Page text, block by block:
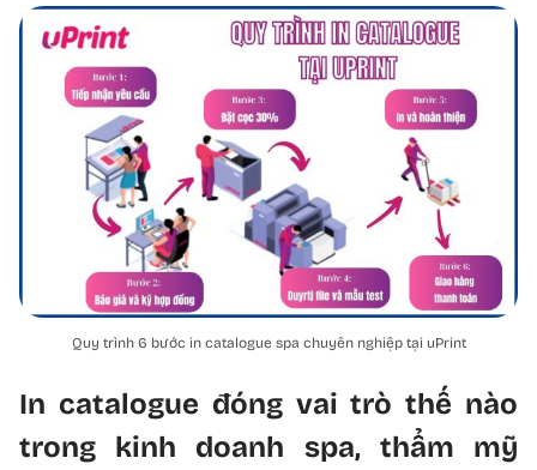
Quy trình 6 bước in catalogue spa chuyên nghiệp tại uPrint
In catalogue đóng vai trò thế nào
trong kinh doanh spa, thẩm mỹ